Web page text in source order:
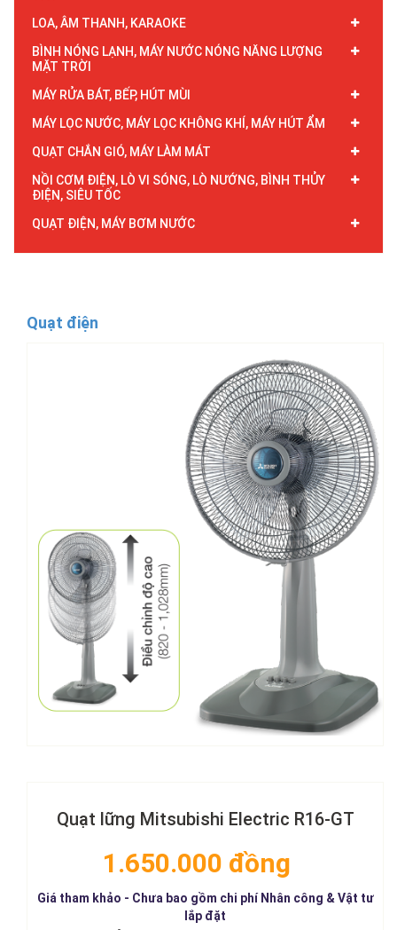
LOA, ÂM THANH, KARAOKE
BÌNH NÓNG LẠNH, MÁY NƯỚC NÓNG NĂNG LƯỢNG
MẶT TRỜI
MÁY RỬA BÁT, BẾP, HÚT MÙI
MÁY LỌC NƯỚC, MÁY LỌC KHÔNG KHÍ, MÁY HÚT ẨM
QUẠT CHẮN GIÓ, MÁY LÀM MÁT
NỒI CƠM ĐIỆN, LÒ VI SÓNG, LÒ NƯỚNG, BÌNH THỦY
ĐIỆN, SIÊU TỐC
QUẠT ĐIỆN, MÁY BƠM NƯỚC
Quạt điện
Quạt lững Mitsubishi Electric R16-GT
1.650.000 đồng
Giá tham khảo - Chưa bao gồm chi phí Nhân công & Vật tư
lắp đặt